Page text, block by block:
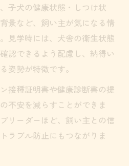
子犬の健康状態・しつけ状
景など、飼い主が気になる情
見学時には、犬舎の衛生状態
認できるよう配慮し、納得い
姿勢が特徴です。
接種証明書や健康診断書の提
不安を減らすことができま
リーダーほど、飼い主との信
ラブル防止にもつながりま